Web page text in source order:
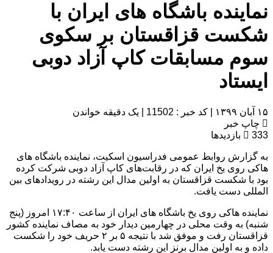
نماینده باشگاه های ایران با
شکست قزاقستان بر سکوی
سوم مسابقات کاپ آزاد دوبی
ایستاد
۱۵ آبان ۱۳۹۹ کد خبر : 11502
یک دقیقه خواندن
چاپ خبر
333
بازدیدها
به گزارش روابط عمومی فدراسیون اسکیت، نماینده باشگاه های
هاکی روی یخ ایران که در رقابت‌های کاپ آزاد دوبی شرکت کرده
بود با شکست قزاقستان به اولین مدال این رشته در رویدادهای بین
المللی دست یافت.
نماینده هاکی روی یخ باشگاه های ایران از ساعت ۱۷:۴۰ امروز (پنج
شنبه) به وقت محلی در چهارمین دیدار خود به مصاف نماینده کشور
قزاقستان رفت و موفق شد با نتیجه ۵ بر ۲ حریف خود را شکست
داده و به اولین مدال برنز این رشته دست یابد.